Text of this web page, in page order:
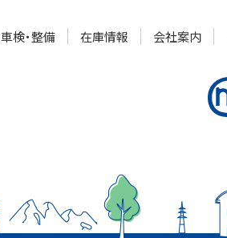
車検・整備 在庫情報 会社案内